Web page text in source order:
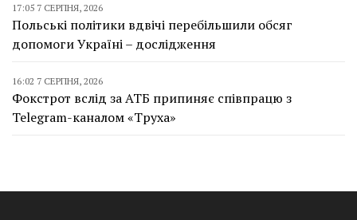
17:05 7 СЕРПНЯ, 2026
Польські політики вдвічі перебільшили обсяг
допомоги Україні – дослідження
16:02 7 СЕРПНЯ, 2026
Фокстрот вслід за АТБ припиняє співпрацю з
Telegram-каналом «Труха»